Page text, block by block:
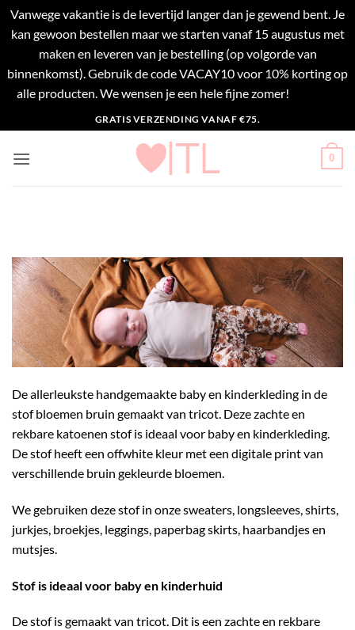
Vanwege vakantie is de levertijd langer dan je gewend bent. Je
kan gewoon bestellen maar we starten vanaf 15 augustus met
maken en leveren van je bestelling (op volgorde van
binnenkomst). Gebruik de code VACAY10 voor 10% korting op
alle producten. We wensen je een hele fijne zomer!
naar
inhoud
GRATIS VERZENDING VANAF €75.
0
De allerleukste handgemaakte baby en kinderkleding in de
stof bloemen bruin gemaakt van tricot. Deze zachte en
rekbare katoenen stof is ideaal voor baby en kinderkleding.
De stof heeft een offwhite kleur met een digitale print van
verschillende bruin gekleurde bloemen.
We gebruiken deze stof in onze sweaters, longsleeves, shirts,
jurkjes, broekjes, leggings, paperbag skirts, haarbandjes en
mutsjes.
Stof is ideaal voor baby en kinderhuid
De stof is gemaakt van tricot. Dit is een zachte en rekbare